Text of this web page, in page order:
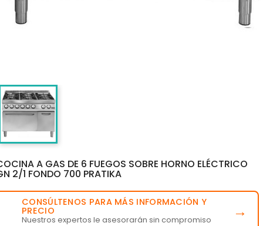
A GAS DE 6 FUEGOS SOBRE HORNO ELÉCTRICO
2/1 FONDO 700 PRATIKA
CONSÚLTENOS PARA MÁS INFORMACIÓN Y
PRECIO
Nuestros expertos le asesorarán sin compromiso →